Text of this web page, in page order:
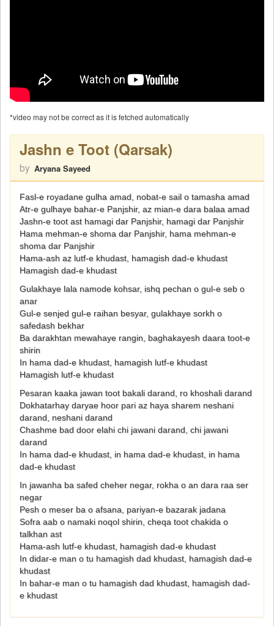
*video may not be correct as it is fetched automatically
Jashn e Toot (Qarsak)
by Aryana Sayeed
Fasl-e royadane gulha amad, nobat-e sail o tamasha amad
Atr-e gulhaye bahar-e Panjshir, az mian-e dara balaa amad
Jashn-e toot ast hamagi dar Panjshir, hamagi dar Panjshir
Hama mehman-e shoma dar Panjshir, hama mehman-e
shoma dar Panjshir
Hama-ash az lutf-e khudast, hamagish dad-e khudast
Hamagish dad-e khudast
Gulakhaye lala namode kohsar, ishq pechan o gul-e seb o
anar
Gul-e senjed gul-e raihan besyar, gulakhaye sorkh o
safedash bekhar
Ba darakhtan mewahaye rangin, baghakayesh daara toot-e
shirin
In hama dad-e khudast, hamagish lutf-e khudast
Hamagish lutf-e khudast
Pesaran kaaka jawan toot bakali darand, ro khoshali darand
Dokhatarhay daryae hoor pari az haya sharem neshani
darand, neshani darand
Chashme bad door elahi chi jawani darand, chi jawani
darand
In hama dad-e khudast, in hama dad-e khudast, in hama
dad-e khudast
In jawanha ba safed cheher negar, rokha o an dara raa ser
negar
Pesh o meser ba o afsana, pariyan-e bazarak jadana
Sofra aab o namaki noqol shirin, cheqa toot chakida o
talkhan ast
Hama-ash lutf-e khudast, hamagish dad-e khudast
In didar-e man o tu hamagish dad khudast, hamagish dad-e
khudast
In bahar-e man o tu hamagish dad khudast, hamagish dad-
e khudast